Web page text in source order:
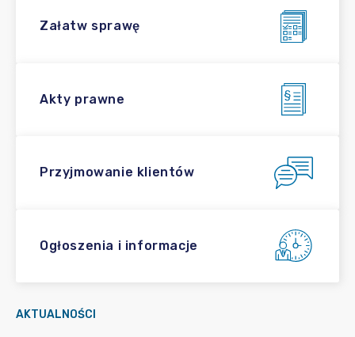
Załatw sprawę
Akty prawne
Przyjmowanie klientów
Ogłoszenia i informacje
AKTUALNOŚCI